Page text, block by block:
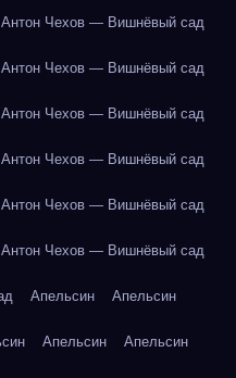
Антон Чехов — Вишнёвый сад
Антон Чехов — Вишнёвый сад
Антон Чехов — Вишнёвый сад
Антон Чехов — Вишнёвый сад
Антон Чехов — Вишнёвый сад
Антон Чехов — Вишнёвый сад
Апельсин Апельсин
Апельсин Апельсин